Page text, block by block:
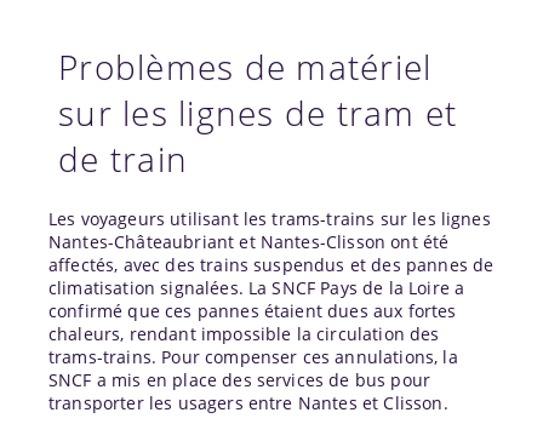
Problèmes de matériel
sur les lignes de tram et
de train
Les voyageurs utilisant les trams-trains sur les lignes
Nantes-Châteaubriant et Nantes-Clisson ont été
affectés, avec des trains suspendus et des pannes de
climatisation signalées. La SNCF Pays de la Loire a
confirmé que ces pannes étaient dues aux fortes
chaleurs, rendant impossible la circulation des
trams-trains. Pour compenser ces annulations, la
SNCF a mis en place des services de bus pour
transporter les usagers entre Nantes et Clisson.